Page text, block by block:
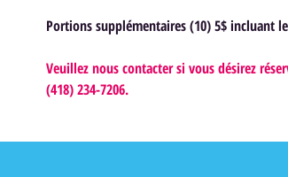
Portions supplémentaires (10) 5$ incluant
Veuillez nous contacter si vous désirez
(418) 234-7206.